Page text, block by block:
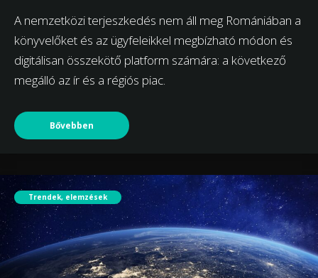
A nemzetközi terjeszkedés nem áll meg Romániában a
könyvelőket és az ügyfeleikkel megbízható módon és
digitálisan összekötő platform számára: a következő
megálló az ír és a régiós piac.
Bővebben
Trendek, elemzések